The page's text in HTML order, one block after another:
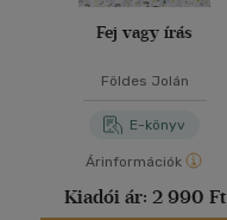
Fej vagy írás
Földes Jolán
E-könyv
Árinformációk
Kiadói ár: 2 990 Ft